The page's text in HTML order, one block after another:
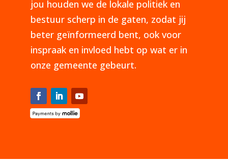
jou houden we de lokale politiek en
bestuur scherp in de gaten, zodat jij
beter geïnformeerd bent, ook voor
inspraak en invloed hebt op wat er in
onze gemeente gebeurt.